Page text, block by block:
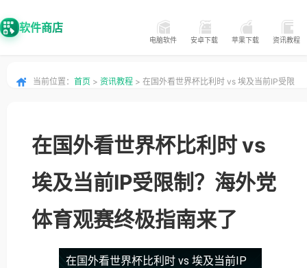
软件商店
电脑软件 安卓下载 苹果下载 资讯教程
当前位置： 首页 > 资讯教程 > 在国外看世界杯比利时 vs 埃及当前IP受限
在国外看世界杯比利时 vs
埃及当前IP受限制？海外党
体育观赛终极指南来了
在国外看世界杯比利时 vs 埃及当前IP